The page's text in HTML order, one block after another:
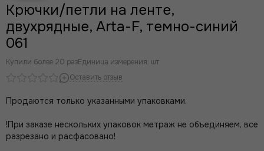
Крючки/петли на ленте,
двухрядные, Arta-F, темно-синий
061
Купили более 20 разЕдиница измерения: шт
Оставить отзыв
Продаются только указанными упаковками.
!При заказе нескольких упаковок метраж не объединяем, все
разрезано и расфасовано!